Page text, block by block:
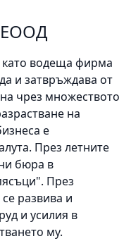
ЕООД
водеща фирма
и затвръждава от
чрез множеството
на
е
През летните
бюра в
През
развива и
и усилия в
му.